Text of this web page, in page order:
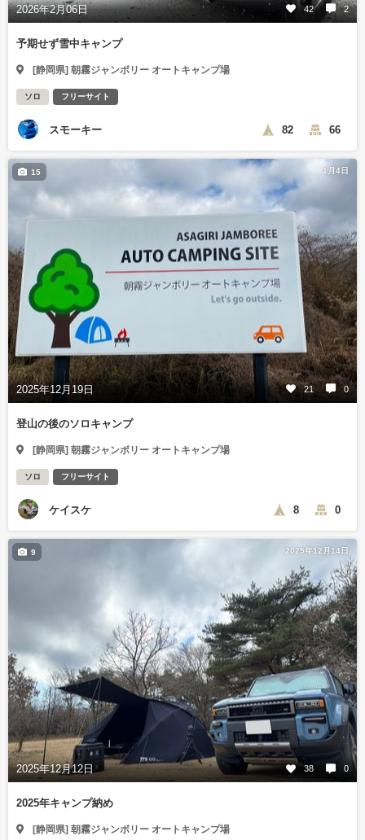
2026年2月06日 42 2
予期せず雪中キャンプ
[静岡県] 朝霧ジャンボリー オートキャンプ場
ソロ フリーサイト
スモーキー 82 66
1月4日
2025年12月19日 21 0
15
登山の後のソロキャンプ
[静岡県] 朝霧ジャンボリー オートキャンプ場
ソロ フリーサイト
ケイスケ 8 0
2025年12月14日
2025年12月12日 38 0
9
2025年キャンプ納め
[静岡県] 朝霧ジャンボリー オートキャンプ場